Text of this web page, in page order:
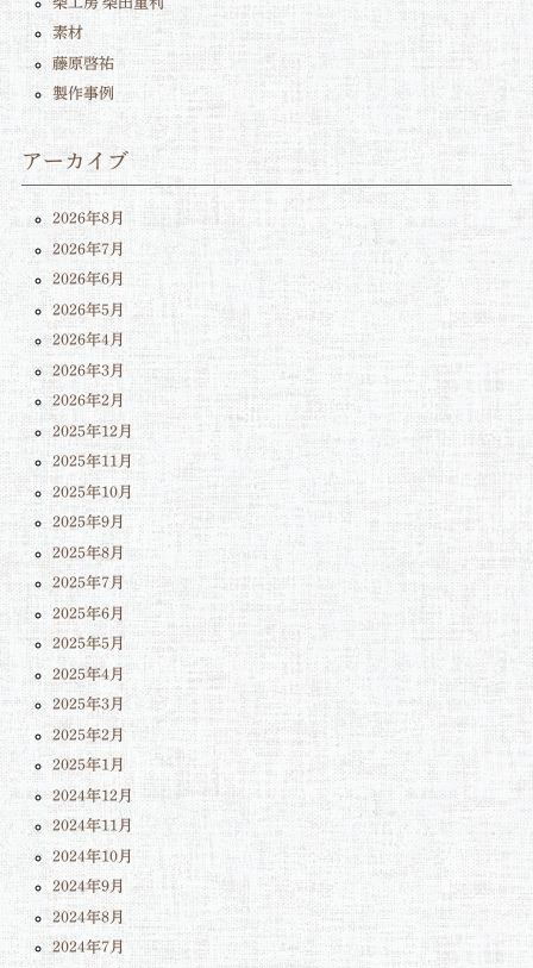
素材
藤原啓祐
製作事例
アーカイブ
2026年8月
2026年7月
2026年6月
2026年5月
2026年4月
2026年3月
2026年2月
2025年12月
2025年11月
2025年10月
2025年9月
2025年8月
2025年7月
2025年6月
2025年5月
2025年4月
2025年3月
2025年2月
2025年1月
2024年12月
2024年11月
2024年10月
2024年9月
2024年8月
2024年7月